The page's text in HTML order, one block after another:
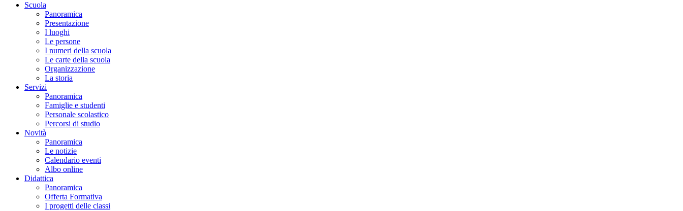
Scuola
Panoramica
Presentazione
I luoghi
Le persone
I numeri della scuola
Le carte della scuola
Organizzazione
La storia
Servizi
Panoramica
Famiglie e studenti
Personale scolastico
Percorsi di studio
Novità
Panoramica
Le notizie
Calendario eventi
Albo online
Didattica
Panoramica
Offerta Formativa
I progetti delle classi